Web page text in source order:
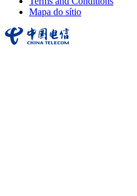
Mapa do sítio